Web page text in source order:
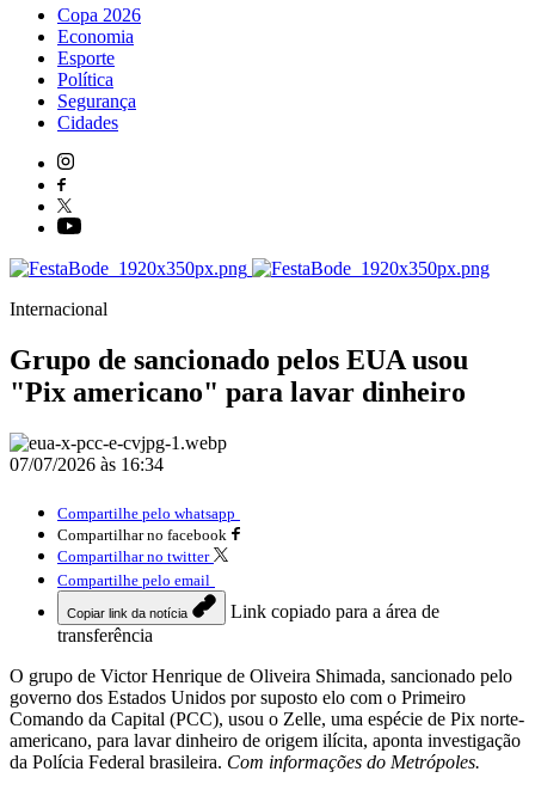
Copa 2026
Economia
Esporte
Política
Segurança
Cidades
Internacional
Grupo de sancionado pelos EUA usou
"Pix americano" para lavar dinheiro
07/07/2026 às 16:34
Compartilhe pelo whatsapp
Compartilhar no facebook
Compartilhar no twitter
Compartilhe pelo email
Copiar link da notícia
Link copiado para a área de
transferência
O grupo de Victor Henrique de Oliveira Shimada, sancionado pelo
governo dos Estados Unidos por suposto elo com o Primeiro
Comando da Capital (PCC), usou o Zelle, uma espécie de Pix norte-
americano, para lavar dinheiro de origem ilícita, aponta investigação
da Polícia Federal brasileira. Com informações do Metrópoles.